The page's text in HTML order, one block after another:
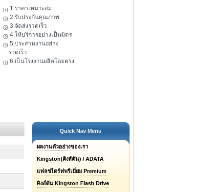
1.ราคาเหมาะสม
2.รับประกันคุณภาพ
3.จัดส่งรวดเร็ว
4.ให้บริการอย่างเป็นมิตร
5.ประสานงานอย่าง
รวดเร็ว
6.เป็นโรงงานผลิตโดยตรง
Quick Nav Menu
ผลงานตัวอย่างของเรา
Kingston(คิงส์ตัน) / ADATA
แฟลชไดร์ฟพรีเมี่ยม Premium
คิงส์ตัน Kingston Flash Drive